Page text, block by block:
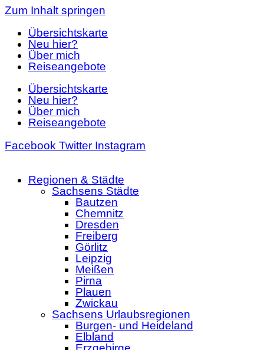
Zum Inhalt springen
Übersichtskarte
Neu hier?
Über mich
Reiseangebote
Übersichtskarte
Neu hier?
Über mich
Reiseangebote
Facebook Twitter Instagram
Regionen & Städte
Sachsens Städte
Bautzen
Chemnitz
Dresden
Freiberg
Görlitz
Leipzig
Meißen
Pirna
Plauen
Zwickau
Sachsens Urlaubsregionen
Burgen- und Heideland
Elbland